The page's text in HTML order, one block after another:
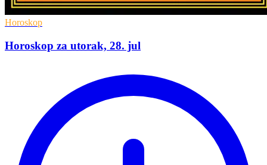
Horoskop
Horoskop za utorak, 28. jul